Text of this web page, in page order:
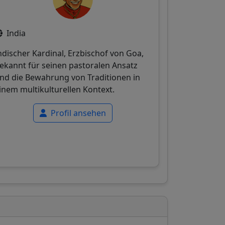
India
Kardinal, Erzbischof von Goa,
für seinen pastoralen Ansatz
die Bewahrung von Traditionen in
multikulturellen Kontext.
Profil ansehen